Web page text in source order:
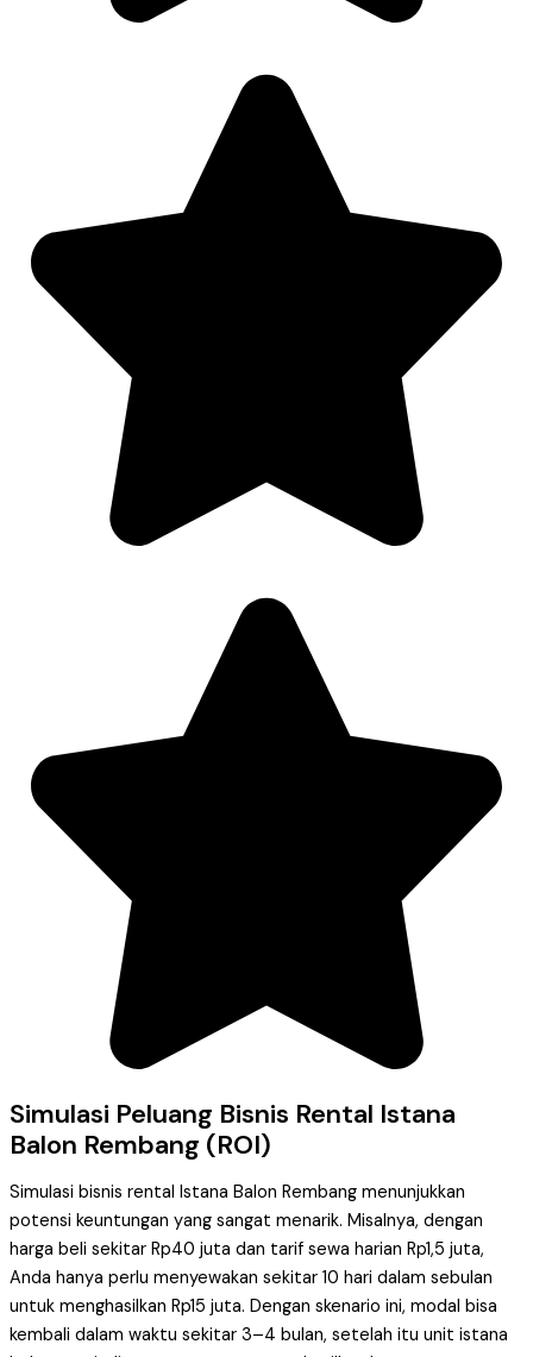
Simulasi Peluang Bisnis Rental Istana
Balon Rembang (ROI)
Simulasi bisnis rental Istana Balon Rembang menunjukkan
potensi keuntungan yang sangat menarik. Misalnya, dengan
harga beli sekitar Rp40 juta dan tarif sewa harian Rp1,5 juta,
Anda hanya perlu menyewakan sekitar 10 hari dalam sebulan
untuk menghasilkan Rp15 juta. Dengan skenario ini, modal bisa
kembali dalam waktu sekitar 3–4 bulan, setelah itu unit istana